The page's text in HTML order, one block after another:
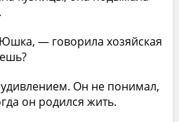
— говорила хозяйская
Он не понимал,
он родился жить.